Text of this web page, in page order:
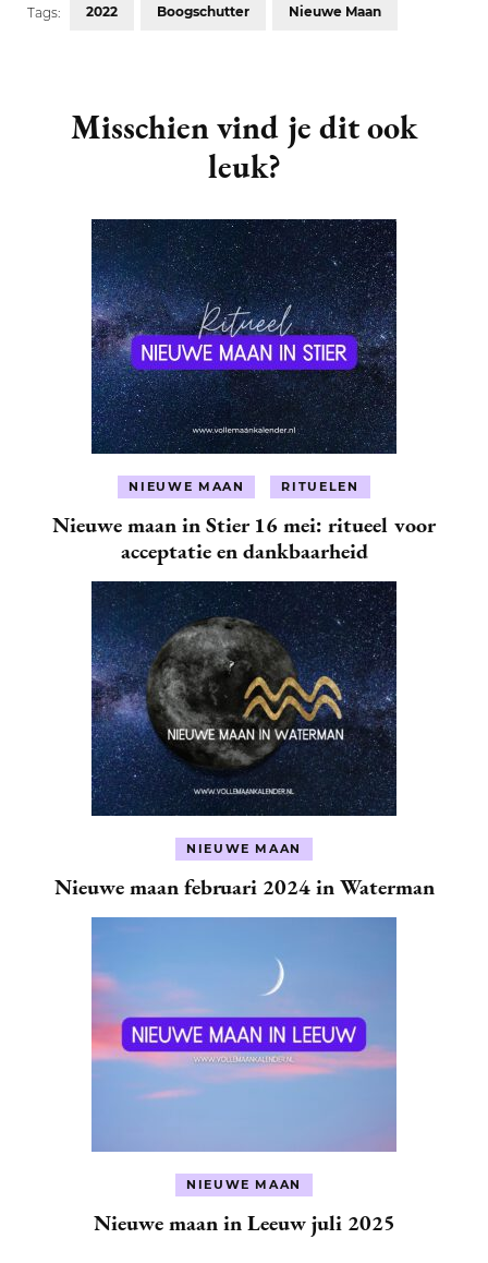
Tags: 2022 Boogschutter Nieuwe Maan
Navigation
Misschien vind je dit ook
leuk?
NIEUWE MAAN RITUELEN
Nieuwe maan in Stier 16 mei: ritueel voor
acceptatie en dankbaarheid
NIEUWE MAAN
Nieuwe maan februari 2024 in Waterman
NIEUWE MAAN
Nieuwe maan in Leeuw juli 2025